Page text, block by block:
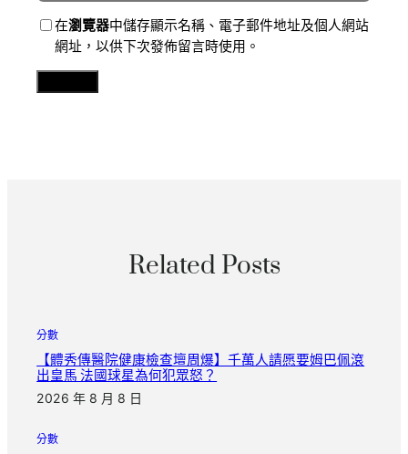
在瀏覽器中儲存顯示名稱、電子郵件地址及個人網站
網址，以供下次發佈留言時使用。
Related Posts
分數
【體秀傳醫院健康檢查壇周爆】千萬人請愿要姆巴佩滾
出皇馬 法國球星為何犯眾怒？
2026 年 8 月 8 日
分數